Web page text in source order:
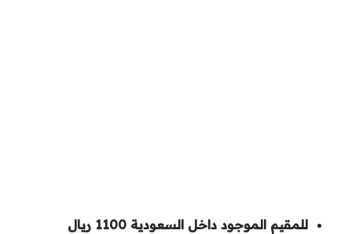
للمقيم الموجود داخل السعودية 1100 ريال